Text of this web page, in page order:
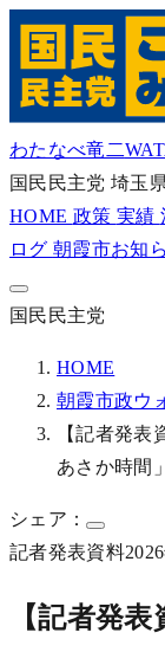
わたなべ竜二
国民民主党 埼玉
HOME 政策 実績
ログ 朝霞市お知
国民民主党
HOME
朝霞市政ウ
【記者発
あさか時間
シェア：
記者発表資料
【記者発